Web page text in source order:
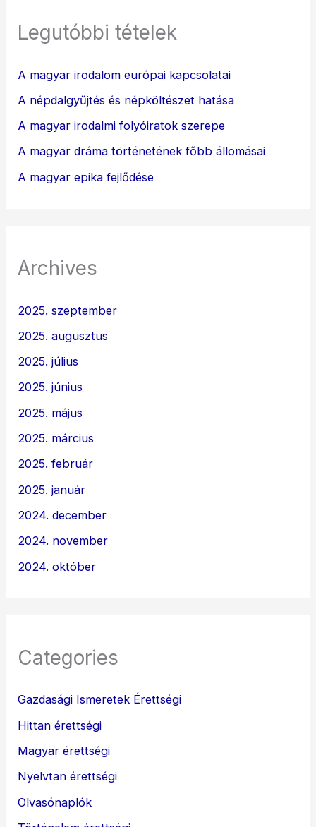
Legutóbbi tételek
A magyar irodalom európai kapcsolatai
A népdalgyűjtés és népköltészet hatása
A magyar irodalmi folyóiratok szerepe
A magyar dráma történetének főbb állomásai
A magyar epika fejlődése
Archives
2025. szeptember
2025. augusztus
2025. július
2025. június
2025. május
2025. március
2025. február
2025. január
2024. december
2024. november
2024. október
Categories
Gazdasági Ismeretek Érettségi
Hittan érettségi
Magyar érettségi
Nyelvtan érettségi
Olvasónaplók